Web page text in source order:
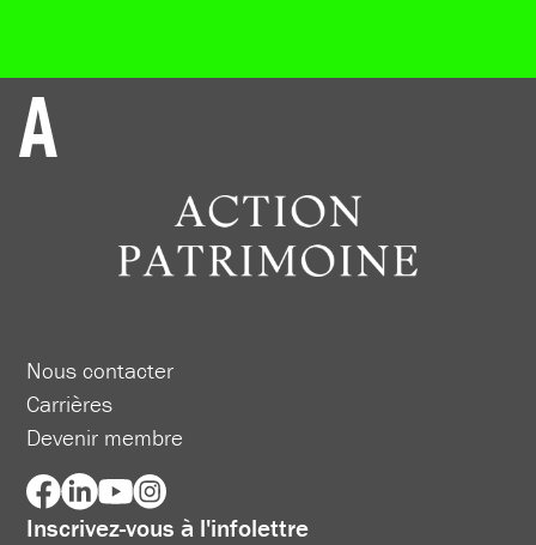
Nous contacter
Carrières
Devenir membre
Inscrivez-vous à l'infolettre